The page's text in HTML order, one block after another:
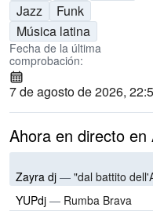
Jazz
Funk
Música latina
Fecha de la última
comprobación:
7 de agosto de 2026,
Ahora en directo
Zayra dj — "dal battito
YUPdj — Rumba Brava